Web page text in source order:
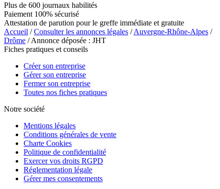
Plus de 600 journaux habilités
Paiement 100% sécurisé
Attestation de parution pour le greffe immédiate et gratuite
Accueil /Consulter les annonces légales /Auvergne-Rhône-Alpes /
Drôme / Annonce déposée : JHT
Fiches pratiques et conseils
Créer son entreprise
Gérer son entreprise
Fermer son entreprise
Toutes nos fiches pratiques
Notre société
Mentions légales
Conditions générales de vente
Charte Cookies
Politique de confidentialité
Exercer vos droits RGPD
Réglementation légale
Gérer mes consentements